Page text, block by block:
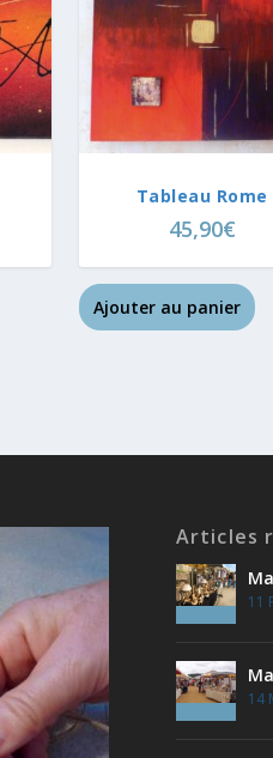
Tableau Rome
45,90€
Ajouter au panier
Articles
11
14